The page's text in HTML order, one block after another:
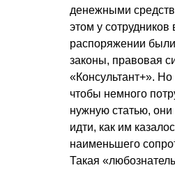
денежными
этом у сотрудников
распоряжении
законы, правовая
«Консультант+». Но
чтобы немного
нужную статью, они
идти, как им
наименьшего
Такая